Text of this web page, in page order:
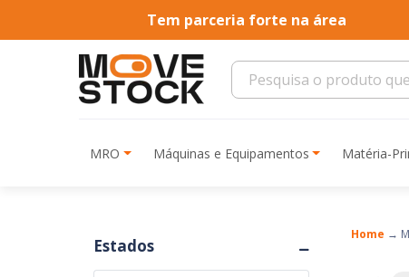
Tem parceria forte na área
MRO Máquinas e Equipamentos Matéria-
Estados
Home →